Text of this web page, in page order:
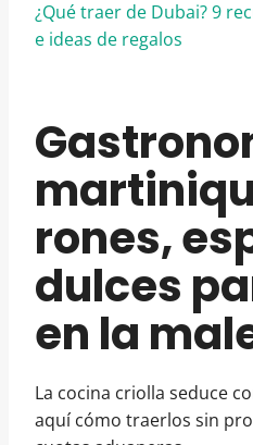
¿Qué traer de Dubai? 9
e ideas de regalos
rones,
dulces
en la
La cocina criolla seduce
aquí cómo traerlos sin